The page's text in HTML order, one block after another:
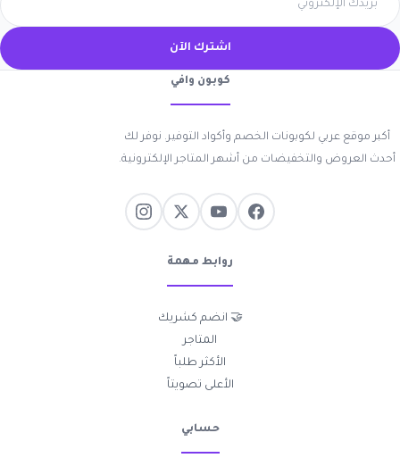
اشترك الآن
كوبون وافي
أكبر موقع عربي لكوبونات الخصم وأكواد التوفير. نوفر لك
أحدث العروض والتخفيضات من أشهر المتاجر الإلكترونية.
روابط مهمة
🤝 انضم كشريك
المتاجر
الأكثر طلباً
الأعلى تصويتاً
حسابي